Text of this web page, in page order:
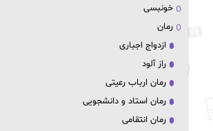
خونبسی
رمان
ازدواج اجباری
راز آلود
رمان ارباب رعیتی
رمان استاد و دانشجویی
رمان انتقامی